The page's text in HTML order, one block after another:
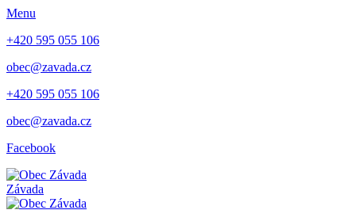
Menu
+420 595 055 106
obec@zavada.cz
+420 595 055 106
obec@zavada.cz
Facebook
Závada